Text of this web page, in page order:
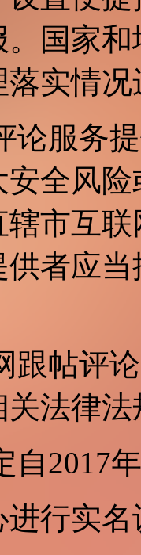
国家
实情
论服务
全风
市互
者应
跟帖评
法律
自2017
行实名